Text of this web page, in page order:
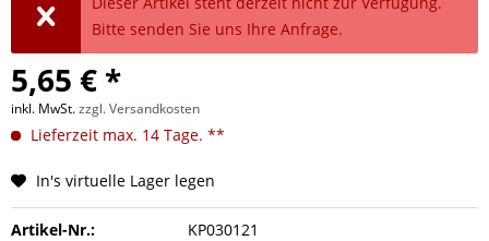
Bitte senden Sie uns Ihre Anfrage.
5,65 € *
inkl. MwSt.zzgl. Versandkosten
Lieferzeit max. 14 Tage. **
In's virtuelle Lager legen
Artikel-Nr.:
KP030121